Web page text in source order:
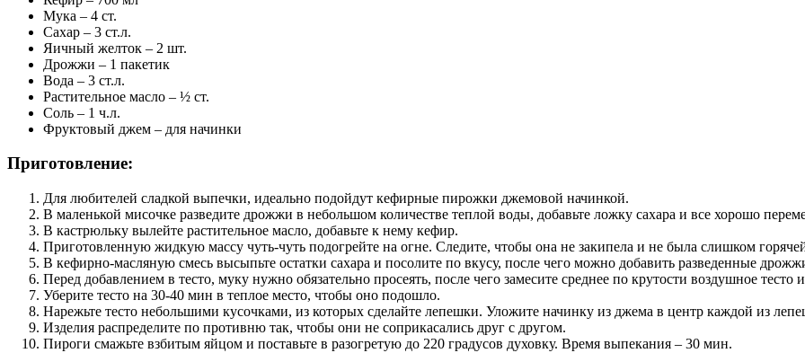
Мука – 4 ст.
Сахар – 3 ст.л.
Яичный желток – 2 шт.
Дрожжи – 1 пакетик
Вода – 3 ст.л.
Растительное масло – ½ ст.
Соль – 1 ч.л.
Фруктовый джем – для начинки
Приготовление:
Для любителей сладкой выпечки, идеально подойдут кефирные пирожки джемовой начинкой.
В маленькой мисочке разведите дрожжи в небольшом количестве теплой воды, добавьте ложку сахара и все хорошо
В кастрюльку вылейте растительное масло, добавьте к нему кефир.
Приготовленную жидкую массу чуть-чуть подогрейте на огне. Следите, чтобы она не закипела и не была слишком
В кефирно-масляную смесь высыпьте остатки сахара и посолите по вкусу, после чего можно добавить разведенные
Перед добавлением в тесто, муку нужно обязательно просеять, после чего замесите среднее по крутости воздушное тесто
Уберите тесто на 30-40 мин в теплое место, чтобы оно подошло.
Нарежьте тесто небольшими кусочками, из которых сделайте лепешки. Уложите начинку из джема в центр каждой из
Изделия распределите по противню так, чтобы они не соприкасались друг с другом.
Пироги смажьте взбитым яйцом и поставьте в разогретую до 220 градусов духовку. Время выпекания – 30 мин.